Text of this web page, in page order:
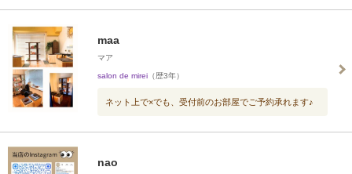
maa
マア
salon de mirei （歴3年）
ネット上で×でも、受付前のお部屋でご予約承れます♪
nao